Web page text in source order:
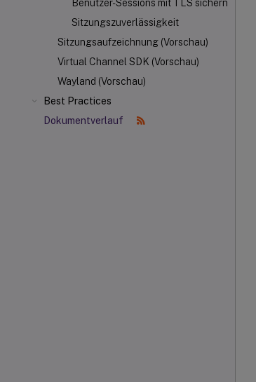
Benutzer-Sessions mit TLS sichern
Sitzungszuverlässigkeit
Sitzungsaufzeichnung (Vorschau)
Virtual Channel SDK (Vorschau)
Wayland (Vorschau)
Best Practices
Dokumentverlauf